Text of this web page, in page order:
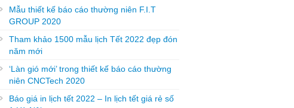
Mẫu thiết kế báo cáo thường niên F.I.T
GROUP 2020
Tham khảo 1500 mẫu lịch Tết 2022 đẹp đón
năm mới
‘Làn gió mới’ trong thiết kế báo cáo thường
niên CNCTech 2020
Báo giá in lịch tết 2022 – In lịch tết giá rẻ số